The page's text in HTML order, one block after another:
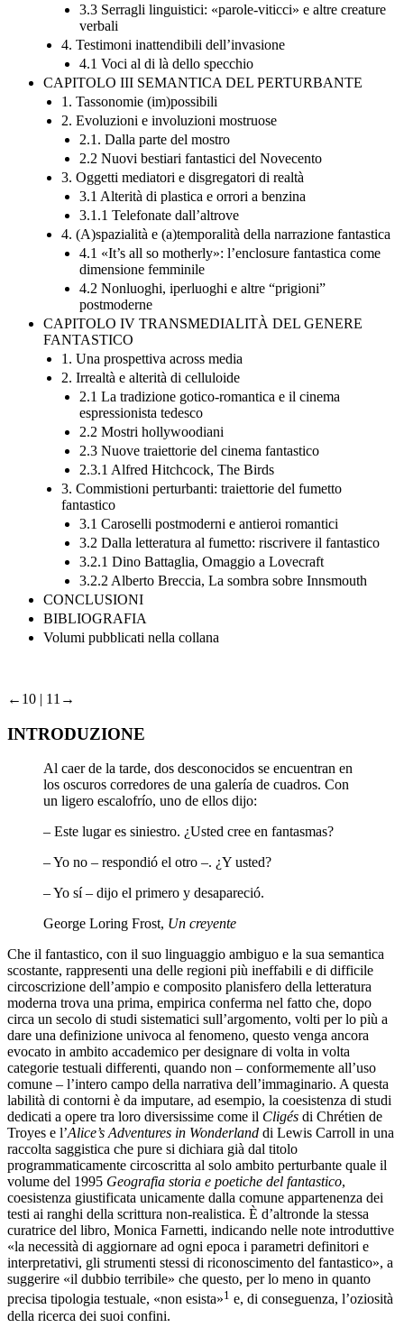
3.3 Serragli linguistici: «parole-viticci» e altre creature
verbali
4. Testimoni inattendibili dell’invasione
4.1 Voci al di là dello specchio
CAPITOLO III SEMANTICA DEL PERTURBANTE
1. Tassonomie (im)possibili
2. Evoluzioni e involuzioni mostruose
2.1. Dalla parte del mostro
2.2 Nuovi bestiari fantastici del Novecento
3. Oggetti mediatori e disgregatori di realtà
3.1 Alterità di plastica e orrori a benzina
3.1.1 Telefonate dall’altrove
4. (A)spazialità e (a)temporalità della narrazione fantastica
4.1 «It’s all so motherly»: l’enclosure fantastica come
dimensione femminile
4.2 Nonluoghi, iperluoghi e altre “prigioni”
postmoderne
CAPITOLO IV TRANSMEDIALITÀ DEL GENERE
FANTASTICO
1. Una prospettiva across media
2. Irrealtà e alterità di celluloide
2.1 La tradizione gotico-romantica e il cinema
espressionista tedesco
2.2 Mostri hollywoodiani
2.3 Nuove traiettorie del cinema fantastico
2.3.1 Alfred Hitchcock, The Birds
3. Commistioni perturbanti: traiettorie del fumetto
fantastico
3.1 Caroselli postmoderni e antieroi romantici
3.2 Dalla letteratura al fumetto: riscrivere il fantastico
3.2.1 Dino Battaglia, Omaggio a Lovecraft
3.2.2 Alberto Breccia, La sombra sobre Innsmouth
CONCLUSIONI
BIBLIOGRAFIA
Volumi pubblicati nella collana
←10 | 11→
INTRODUZIONE
Al caer de la tarde, dos desconocidos se encuentran en
los oscuros corredores de una galería de cuadros. Con
un ligero escalofrío, uno de ellos dijo:
– Este lugar es siniestro. ¿Usted cree en fantasmas?
– Yo no – respondió el otro –. ¿Y usted?
– Yo sí – dijo el primero y desapareció.
George Loring Frost, Un creyente
Che il fantastico, con il suo linguaggio ambiguo e la sua semantica
scostante, rappresenti una delle regioni più ineffabili e di difficile
circoscrizione dell’ampio e composito planisfero della letteratura
moderna trova una prima, empirica conferma nel fatto che, dopo
circa un secolo di studi sistematici sull’argomento, volti per lo più a
dare una definizione univoca al fenomeno, questo venga ancora
evocato in ambito accademico per designare di volta in volta
categorie testuali differenti, quando non – conformemente all’uso
comune – l’intero campo della narrativa dell’immaginario. A questa
labilità di contorni è da imputare, ad esempio, la coesistenza di studi
dedicati a opere tra loro diversissime come il Cligés di Chrétien de
Troyes e l’Alice’s Adventures in Wonderland di Lewis Carroll in una
raccolta saggistica che pure si dichiara già dal titolo
programmaticamente circoscritta al solo ambito perturbante quale il
volume del 1995 Geografia storia e poetiche del fantastico,
coesistenza giustificata unicamente dalla comune appartenenza dei
testi ai ranghi della scrittura non-realistica. È d’altronde la stessa
curatrice del libro, Monica Farnetti, indicando nelle note introduttive
«la necessità di aggiornare ad ogni epoca i parametri definitori e
interpretativi, gli strumenti stessi di riconoscimento del fantastico», a
suggerire «il dubbio terribile» che questo, per lo meno in quanto
precisa tipologia testuale, «non esista»1 e, di conseguenza, l’oziosità
della ricerca dei suoi confini.